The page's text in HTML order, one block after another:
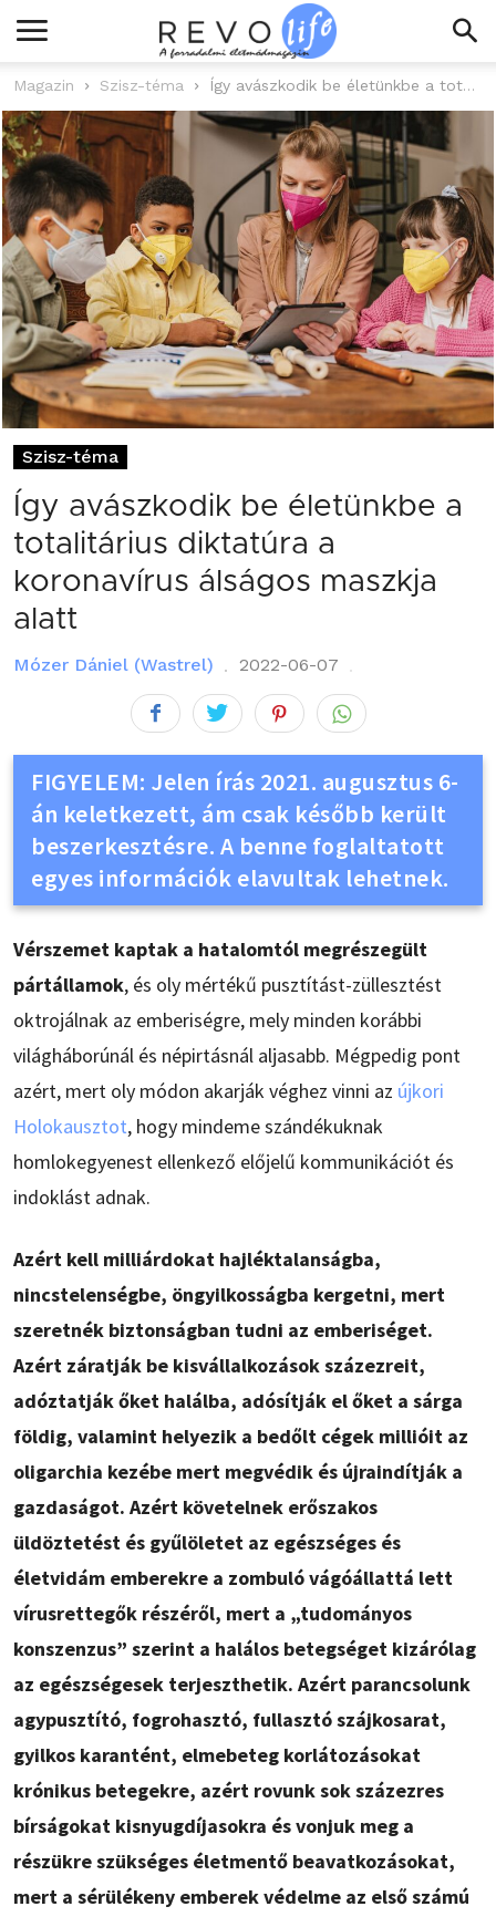
Magazin Szisz-téma Így avászkodik be életünkbe a totalitárius diktatúra a koronavírus álságos maszkja alatt
Szisz-téma
Így avászkodik be életünkbe a
totalitárius diktatúra a
koronavírus álságos maszkja
alatt
Mózer Dániel (Wastrel) 2022-06-07
FIGYELEM: Jelen írás 2021. augusztus 6-
án keletkezett, ám csak később került
beszerkesztésre. A benne foglaltatott
egyes információk elavultak lehetnek.
Vérszemet kaptak a hatalomtól megrészegült
pártállamok, és oly mértékű pusztítást-züllesztést
oktrojálnak az emberiségre, mely minden korábbi
világháborúnál és népirtásnál aljasabb. Mégpedig pont
azért, mert oly módon akarják véghez vinni az újkori
Holokausztot, hogy mindeme szándékuknak
homlokegyenest ellenkező előjelű kommunikációt és
indoklást adnak.
Azért kell milliárdokat hajléktalanságba,
nincstelenségbe, öngyilkosságba kergetni, mert
szeretnék biztonságban tudni az emberiséget.
Azért záratják be kisvállalkozások százezreit,
adóztatják őket halálba, adósítják el őket a sárga
földig, valamint helyezik a bedőlt cégek millióit az
oligarchia kezébe mert megvédik és újraindítják a
gazdaságot. Azért követelnek erőszakos
üldöztetést és gyűlöletet az egészséges és
életvidám emberekre a zombuló vágóállattá lett
vírusrettegők részéről, mert a „tudományos
konszenzus” szerint a halálos betegséget kizárólag
az egészségesek terjeszthetik. Azért parancsolunk
agypusztító, fogrohasztó, fullasztó szájkosarat,
gyilkos karantént, elmebeteg korlátozásokat
krónikus betegekre, azért rovunk sok százezres
bírságokat kisnyugdíjasokra és vonjuk meg a
részükre szükséges életmentő beavatkozásokat,
mert a sérülékeny emberek védelme az első számú